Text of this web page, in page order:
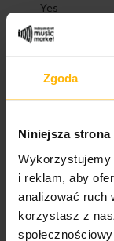
Zgoda
Niniejsza
Wykorzystujemy
i reklam, aby
analizować ruch
korzystasz z
Yes
Released
Album title:
2LP
Cover format:
Gatefold